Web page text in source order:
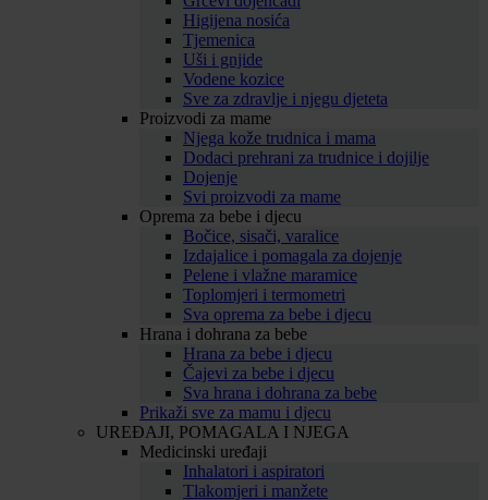
Higijena nosića
Tjemenica
Uši i gnjide
Vodene kozice
Sve za zdravlje i njegu djeteta
Proizvodi za mame
Njega kože trudnica i mama
Dodaci prehrani za trudnice i dojilje
Dojenje
Svi proizvodi za mame
Oprema za bebe i djecu
Bočice, sisači, varalice
Izdajalice i pomagala za dojenje
Pelene i vlažne maramice
Toplomjeri i termometri
Sva oprema za bebe i djecu
Hrana i dohrana za bebe
Hrana za bebe i djecu
Čajevi za bebe i djecu
Sva hrana i dohrana za bebe
Prikaži sve za mamu i djecu
UREĐAJI, POMAGALA I NJEGA
Medicinski uređaji
Inhalatori i aspiratori
Tlakomjeri i manžete